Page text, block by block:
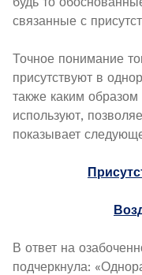
связанные с
Точное понимание
присутствуют в
также каким образом
используют,
показывает
В ответ на
подчеркнула: